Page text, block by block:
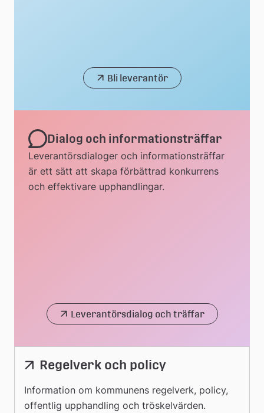
Bli leverantör
Dialog och informationsträffar
Leverantörsdialoger och informationsträffar
är ett sätt att skapa förbättrad konkurrens
och effektivare upphandlingar.
Leverantörsdialog och träffar
Regelverk och policy
Information om kommunens regelverk, policy,
offentlig upphandling och tröskelvärden.